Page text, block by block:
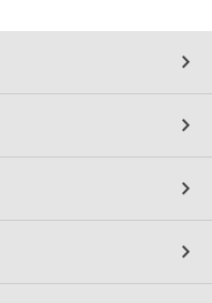
ローク」（店舗限定）